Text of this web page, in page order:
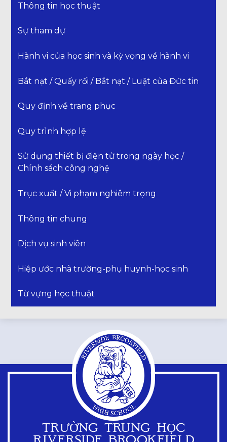
Thông tin học thuật
Sự tham dự
Hành vi của học sinh và kỳ vọng về hành vi
Bắt nạt / Quấy rối / Bắt nạt / Luật của Đức tin
Quy định về trang phục
Quy trình hợp lệ
Sử dụng thiết bị điện tử trong ngày học /
Chính sách công nghệ
Trục xuất / Vi phạm nghiêm trọng
Thông tin chung
Dịch vụ sinh viên
Hiệp ước nhà trường-phụ huynh-học sinh
Từ vựng học thuật
TRƯỜNG TRUNG HỌC